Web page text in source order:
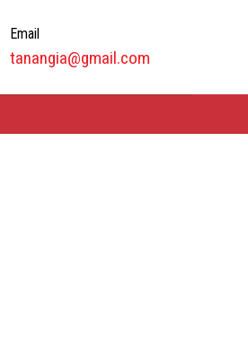
Email
tanangia@gmail.com